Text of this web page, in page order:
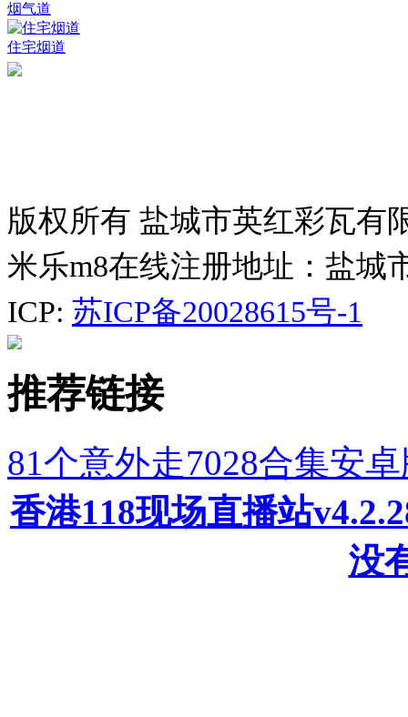
烟气道
住宅烟道
版权所有 盐城市英红彩瓦有
米乐m8在线注册地址：盐城
ICP: 苏ICP备20028615号-1
推荐链接
81个意外走7028合集安
香港118现场直播站
没